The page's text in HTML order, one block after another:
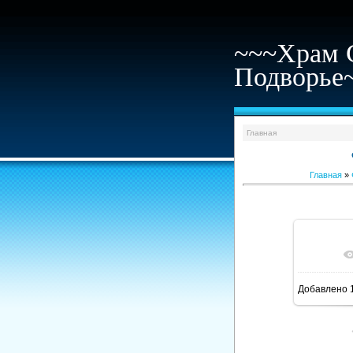
~~~Храм
Главная
Главная»
В
Добавлено